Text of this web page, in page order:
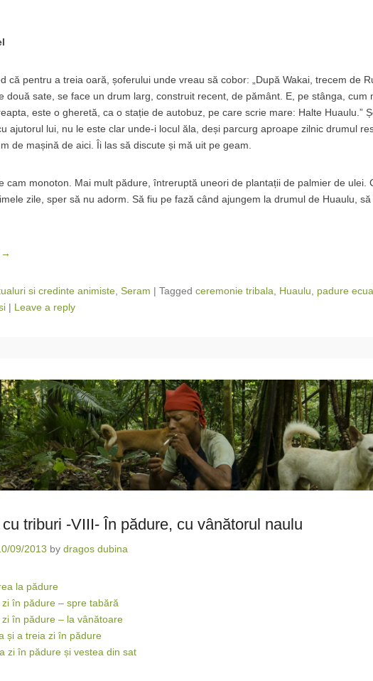
că pentru a treia oară, șoferului unde vreau să cobor: „După Wakai, trecem de
două sate, se face un drum larg, construit recent, de pământ. E, pe stânga, cum
este o gheretă, ca o stație de autobuz, pe care scrie mare: Halte Huaulu.”
ajutorul lui, nu le este clar unde-i locul ăla, deși parcurg aproape zilnic drumul
de mașină de aici. Îi las să discute și mă uit pe geam.
cam monoton. Mai mult pădure, întreruptă uneori de plantații de palmier de ulei.
zile, sper să nu adorm. Să fiu pe fază când ajungem la drumul de Huaulu, să
→
si credinte animiste, Seram | Tagged ceremonie tribala, Huaulu, padure
| Leave a reply
triburi -VIII- În pădure, cu vânătorul naulu
09/2013 by dragos dubina
la pădure
zi în pădure – spre tabără
zi în pădure – la vânătoare
și a treia zi în pădure
zi în pădure și vestea din sat